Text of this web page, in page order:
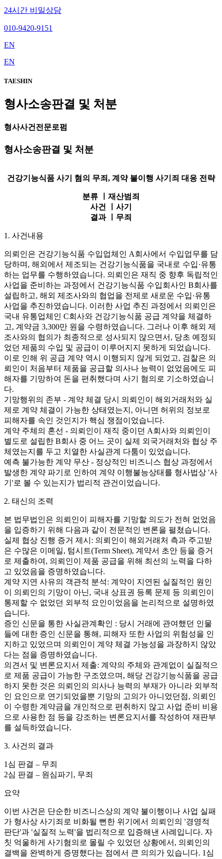
24시간 비밀상담
010-9420-9151
EN
EN
TAESHIN
형사소송판결 및 처분
형사사건전문로펌
형사소송판결 및 처분
건강기능식품 사기 혐의 무죄, 계약 불이행 사기죄 대응 전략
분류 ㅣ 재산범죄
사건 ㅣ 사기
결과 ㅣ 무죄
1. 사건내용
의뢰인은 건강기능식품 수입업체인 A회사에서 수입업무를 담
당하며, 해외에서 제조되는 건강기능식품을 국내로 수입·유통
하는 업무를 수행하였습니다. 의뢰인은 재직 중 향후 독립적인
사업을 준비하는 과정에서 건강기능식품 수입회사인 B회사를
설립하고, 해외 제조사와의 협업을 전제로 새로운 수입·유통
사업을 추진하였습니다. 이러한 사업 추진 과정에서 의뢰인은
국내 유통업체인 C회사와 건강기능식품 공급 계약을 체결하
고, 계약금 3,300만 원을 수령하였습니다. 그러나 이후 해외 제
조사와의 협의가 최종적으로 성사되지 않으면서, 당초 예정되
었던 제품의 수입 및 공급이 이루어지지 못하게 되었습니다.
이로 인해 위 공급 계약 역시 이행되지 않게 되었고, 검찰은 의
뢰인이 처음부터 제품을 공급할 의사나 능력이 없었음에도 피
해자를 기망하여 돈을 편취했다며 사기 혐의로 기소하였습니
다.
기망행위의 존부 - 계약 체결 당시 의뢰인이 해외거래처와 실
제로 계약 체결이 가능한 상태였는지, 아니면 허위의 정보로
피해자를 속인 것인지가 핵심 쟁점이었습니다.
계약 주체의 혼선 - 의뢰인이 재직 중이던 A회사와 의뢰인이
별도로 설립한 B회사 중 어느 곳이 실제 외국거래처와 협상 주
체였는지를 두고 치열한 사실관계 다툼이 있었습니다.
예측 불가능한 계약 무산 - 정상적인 비즈니스 협상 과정에서
발생한 계약 파기로 인하여 계약 이행불능상태를 형사법상 '사
기'로 볼 수 있는지가 법리적 관건이었습니다.
2. 태신의 조력
본 법무법인은 의뢰인이 피해자를 기망할 의도가 전혀 없었음
을 입증하기 위해 다음과 같이 전문적인 변론을 펼쳤습니다.
실제 협상 진행 증거 제시: 의뢰인이 해외거래처 측과 주고받
은 수많은 이메일, 텀시트(Term Sheet), 계약서 초안 등을 증거
로 제출하여, 의뢰인이 제품 공급을 위해 최선의 노력을 다하
고 있었음을 증명하였습니다.
계약 지연 사유의 객관적 분석: 계약이 지연된 실질적인 원인
이 의뢰인의 기망이 아닌, 국내 상표권 등록 문제 등 의뢰인이
통제할 수 없었던 외부적 요인이었음을 논리적으로 설명하였
습니다.
증인 신문을 통한 사실관계확인 : 당시 거래에 관여했던 인물
들에 대한 증인 신문을 통해, 피해자 또한 사업의 위험성을 인
지하고 있었으며 의뢰인이 계약 체결 가능성을 과장하지 않았
다는 점을 증명하였습니다.
의견서 및 변론요지서 제출: 계약의 주체와 관계없이 실질적으
로 제품 공급이 가능한 구조였으며, 해당 건강기능식품을 공급
하지 못한 것은 의뢰인의 의사나 능력의 부재가 아니라 외부적
인 요인으로 연기되었을뿐 기망의 고의가 아니었던점, 의뢰인
이 수령한 계약금을 개인적으로 편취하지 않고 사업 준비 비용
으로 사용한 점 등을 강조하는 변론요지서를 작성하여 재판부
를 설득하였습니다.
3. 사건의 결과
1심 판결 – 무죄
2심 판결 – 원심파기, 무죄
요약
이번 사건은 단순한 비즈니스상의 계약 불이행이나 사업 실패
가 형사상 사기죄로 비화될 뻔한 위기에서 의뢰인의 '경영적
판단'과 '실질적 노력'을 법리적으로 입증해낸 사례입니다. 자
칫 억울하게 사기혐의로 몰릴 수 있었던 상황에서, 의뢰인의
결백을 완벽하게 증명했다는 점에서 큰 의의가 있습니다. 1심